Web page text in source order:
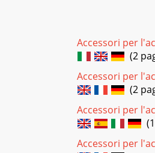
Accessori per
(2
Accessori per
(2
Accessori per
Accessori per